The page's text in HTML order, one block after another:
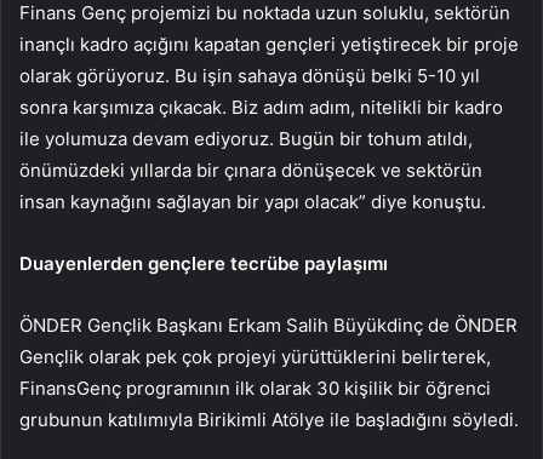
Finans Genç projemizi bu noktada uzun soluklu, sektörün
inançlı kadro açığını kapatan gençleri yetiştirecek bir proje
olarak görüyoruz. Bu işin sahaya dönüşü belki 5-10 yıl
sonra karşımıza çıkacak. Biz adım adım, nitelikli bir kadro
ile yolumuza devam ediyoruz. Bugün bir tohum atıldı,
önümüzdeki yıllarda bir çınara dönüşecek ve sektörün
insan kaynağını sağlayan bir yapı olacak” diye konuştu.
Duayenlerden gençlere tecrübe paylaşımı
ÖNDER Gençlik Başkanı Erkam Salih Büyükdinç de ÖNDER
Gençlik olarak pek çok projeyi yürüttüklerini belirterek,
FinansGenç programının ilk olarak 30 kişilik bir öğrenci
grubunun katılımıyla Birikimli Atölye ile başladığını söyledi.